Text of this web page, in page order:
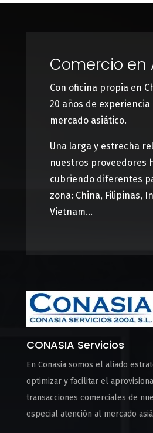
Comercio en
Con oficina propia en
20 años de experiencia
mercado asiático.
Una larga y estrecha
nuestros proveedores
cubriendo diferentes
zona: China, Filipinas,
Vietnam…
CONASIA Servicios
En Conasia somos el aliado
optimizar y facilitar el
transacciones comerciales de
especial atención al mercado